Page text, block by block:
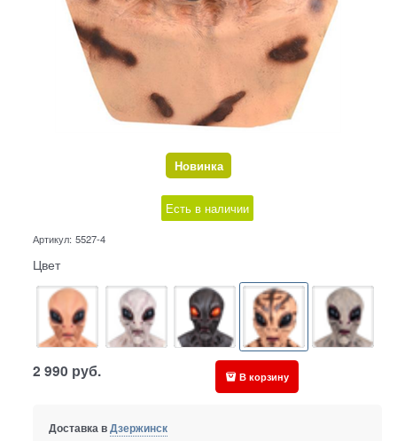
Новинка
Есть в наличии
Артикул: 5527-4
Цвет
2 990 руб. В корзину
Доставка вДзержинск